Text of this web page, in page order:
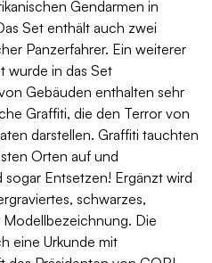
Gendarmen in
Set enthält auch zwei
Panzerfahrer. Ein weiterer
wurde in das Set
Gebäuden enthalten sehr
Graffiti, die den Terror von
darstellen. Graffiti tauchten
Orten auf und
Entsetzen! Ergänzt wird
schwarzes,
Die
eine Urkunde mit